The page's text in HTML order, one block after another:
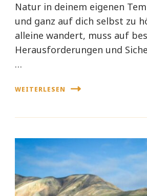
Natur in deinem eigenen
und ganz auf dich selbst zu
alleine wandert, muss auf
Herausforderungen und
…
WEITERLESEN